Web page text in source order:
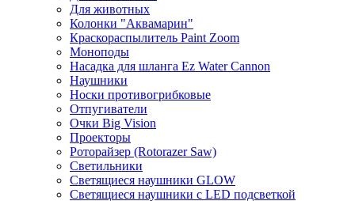
Для животных
Колонки "Аквамарин"
Краскораспылитель Paint Zoom
Моноподы
Насадка для шланга Ez Water Cannon
Наушники
Носки противогрибковые
Отпугиватели
Очки Big Vision
Проекторы
Роторайзер (Rotorazer Saw)
Светильники
Светящиеся наушники GLOW
Светящиеся наушники с LED подсветкой